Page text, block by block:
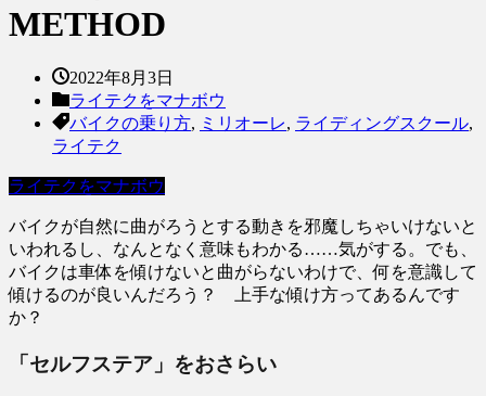
METHOD
2022年8月3日
ライテクをマナボウ
バイクの乗り方, ミリオーレ, ライディングスクール,
ライテク
ライテクをマナボウ
バイクが自然に曲がろうとする動きを邪魔しちゃいけないと
いわれるし、なんとなく意味もわかる……気がする。でも、
バイクは車体を傾けないと曲がらないわけで、何を意識して
傾けるのが良いんだろう？ 上手な傾け方ってあるんです
か？
「セルフステア」をおさらい